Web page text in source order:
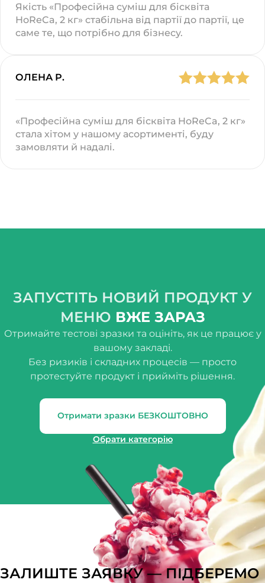
Якість «Професійна суміш для бісквіта
HoReCa, 2 кг» стабільна від партії до партії, це
саме те, що потрібно для бізнесу.
ОЛЕНА Р.
«Професійна суміш для бісквіта HoReCa, 2 кг»
стала хітом у нашому асортименті, буду
замовляти й надалі.
ЗАПУСТІТЬ НОВИЙ ПРОДУКТ У
МЕНЮ ВЖЕ ЗАРАЗ
Отримайте тестові зразки та оцініть, як це працює у
вашому закладі.
Без ризиків і складних процесів — просто
протестуйте продукт і прийміть рішення.
Отримати зразки БЕЗКОШТОВНО
Обрати категорію
ЗАЛИШТЕ ЗАЯВКУ — ПІДБЕРЕМО